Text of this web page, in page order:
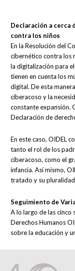
Declaración a cerca
contra los niños
En la Resolución del
cibernético contra los
la digitalización para
tienen en cuenta los
digital. De esta
ciberacoso y la
constante expansión.
Declaración de
En este caso, OIDEL
tanto el rol de los
ciberacoso, como el
infancia. Así mismo,
tratado y su
Seguimiento de
A lo largo de las cinco
Derechos Humanos
sobre la educación y